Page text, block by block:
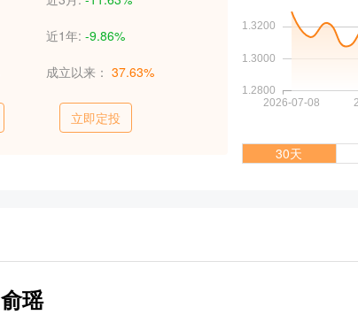
近1年: -9.86%
成立以来： 37.63%
立即定投
30天
俞瑶